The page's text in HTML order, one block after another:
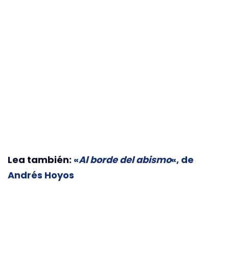
Lea también: «Al borde del abismo«, de
Andrés Hoyos